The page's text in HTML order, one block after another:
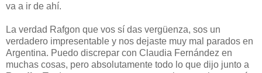
va a ir de ahí.
La verdad Rafgon que vos sí das vergüenza, sos un
verdadero impresentable y nos dejaste muy mal parados en
Argentina. Puedo discrepar con Claudia Fernández en
muchas cosas, pero absolutamente todo lo que dijo junto a